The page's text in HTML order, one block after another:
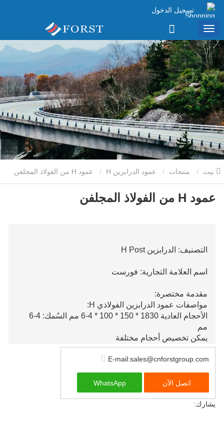
تسجيل الدخول
منتجات عمود الدرابزين H
عمود H من الفولاذ المجلفن
التصنيف: الدرابزين H Post
اسم العلامة التجارية: فورست
مقدمة مختصرة:
مواصفات عمود الدرابزين الفولاذي H:
الأحجام العادية 1830 * 150 * 100 * 4-6 مم السُمك: 4-6
مم
يمكن تخصيص أحجام مختلفة
المواد الخام Q235B/Q355B
E-mail:sales@cnforstgroup.com
اتصل الآن WhatsApp
يشارك: